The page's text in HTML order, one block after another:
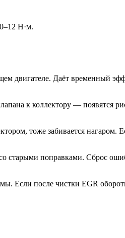
Н·м.
двигателе. Даёт временный
к коллектору — появятся
тоже забивается нагаром.
старыми поправками. Сброс
Если после чистки EGR